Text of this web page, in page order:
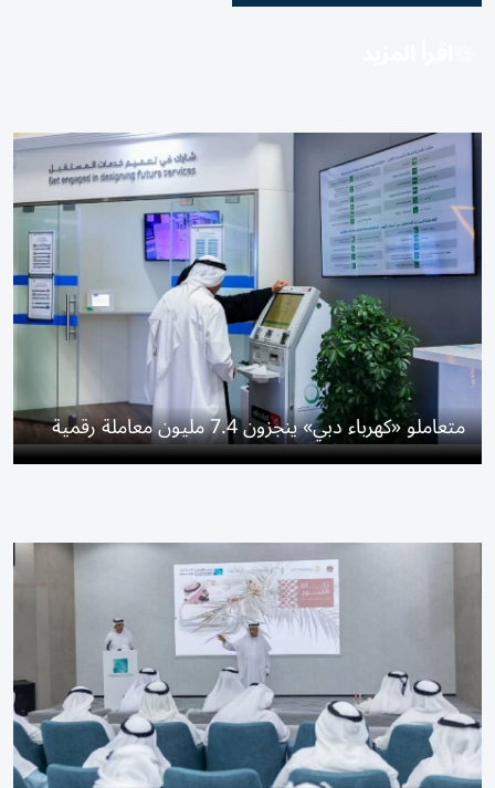
متعاملو «كهرباء دبي» ينجزون 7.4 مليون معاملة رقمية